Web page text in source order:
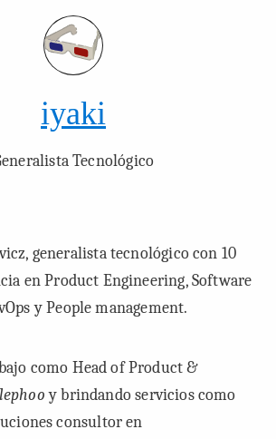
iyaki
Tecnológico
generalista tecnológico con 10
enProduct Engineering,Software
yPeople management.
como Head of Product &
y brindando servicios como
consultor en